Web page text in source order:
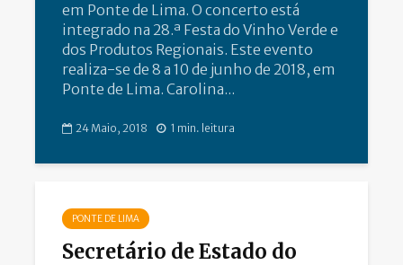
em Ponte de Lima. O concerto está
integrado na 28.ª Festa do Vinho Verde e
dos Produtos Regionais. Este evento
realiza-se de 8 a 10 de junho de 2018, em
Ponte de Lima. Carolina...
24 Maio, 2018 1 min. leitura
PONTE DE LIMA
Secretário de Estado do